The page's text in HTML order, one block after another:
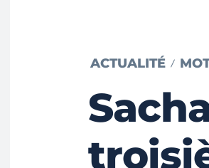
ACTUALITÉ